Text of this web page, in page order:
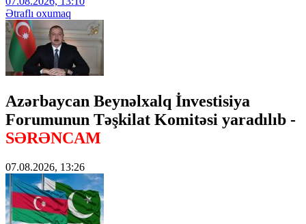
Ətraflı oxumaq
Azərbaycan Beynəlxalq İnvestisiya
Forumunun Təşkilat Komitəsi yaradılıb -
SƏRƏNCAM
07.08.2026, 13:26